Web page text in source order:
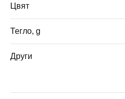
Цвят
Тегло, g
Други